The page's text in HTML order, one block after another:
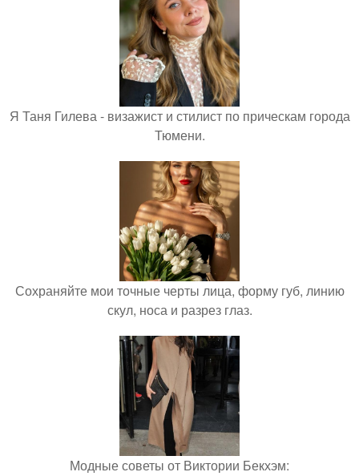
Я Таня Гилева - визажист и стилист по прическам города
Тюмени.
Сохраняйте мои точные черты лица, форму губ, линию
скул, носа и разрез глаз.
Модные советы от Виктории Бекхэм: